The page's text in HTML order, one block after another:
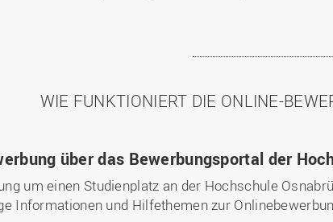
WIE FUNKTIONIERT DIE ONLINE-
über das Bewerbungsportal der
um einen Studienplatz an der Hochschule
Informationen und Hilfethemen zur